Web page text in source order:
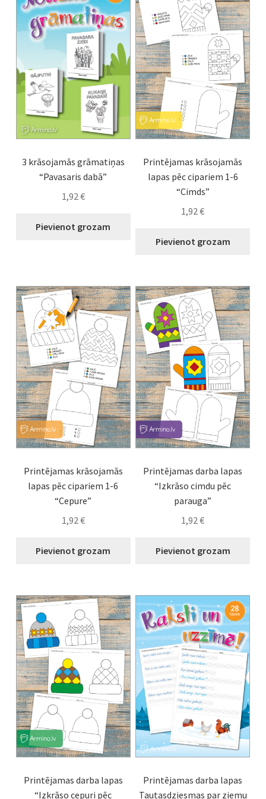
3 krāsojamās grāmatiņas
“Pavasaris dabā”
1,92€
Pievienot grozam
Printējamas krāsojamās
lapas pēc cipariem 1-6
“Cimds”
1,92€
Pievienot grozam
Printējamas krāsojamās
lapas pēc cipariem 1-6
“Cepure”
1,92€
Pievienot grozam
Printējamas darba lapas
“Izkrāso cimdu pēc
parauga”
1,92€
Pievienot grozam
Printējamas darba lapas
“Izkrāso cepuri pēc
Printējamas darba lapas
Tautasdziesmas par ziemu